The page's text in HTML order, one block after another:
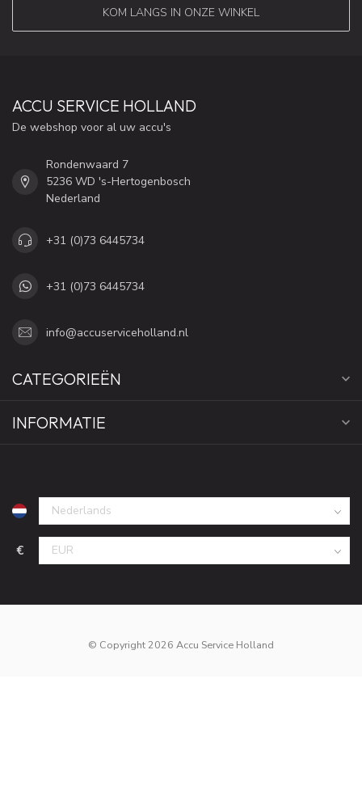
KOM LANGS IN ONZE WINKEL
ACCU SERVICE HOLLAND
De webshop voor al uw accu's
Rondenwaard 7
5236 WD 's-Hertogenbosch
Nederland
+31 (0)73 6445734
+31 (0)73 6445734
info@accuserviceholland.nl
CATEGORIEËN
INFORMATIE
€
© Copyright 2026 Accu Service Holland